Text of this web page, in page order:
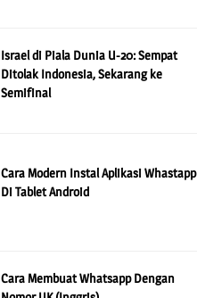
Israel di Piala Dunia U-20: Sempat
Ditolak Indonesia, Sekarang ke
Semifinal
Cara Modern Instal Aplikasi Whastapp
Di Tablet Android
Cara Membuat Whatsapp Dengan